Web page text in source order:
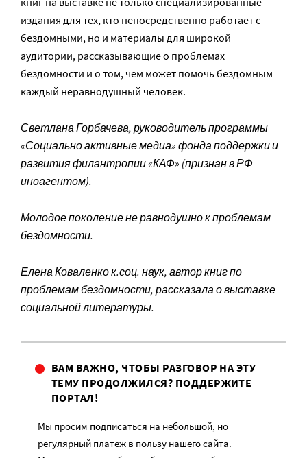
издания для тех, кто непосредственно работает с
бездомными, но и материалы для широкой
аудитории, рассказывающие о проблемах
бездомности и о том, чем может помочь бездомным
каждый неравнодушный человек.
Светлана Горбачева, руководитель программы
«Социально активные медиа» фонда поддержки и
развития филантропии «КАФ» (признан в РФ
иноагентом).
Молодое поколение не равнодушно к проблемам
бездомности.
Елена Коваленко к.соц. наук, автор книг по
проблемам бездомности, рассказала о выставке
социальной литературы.
ВАМ ВАЖНО, ЧТОБЫ РАЗГОВОР НА ЭТУ
ТЕМУ ПРОДОЛЖИЛСЯ? ПОДДЕРЖИТЕ
ПОРТАЛ!
Мы просим подписаться на небольшой, но
регулярный платеж в пользу нашего сайта.